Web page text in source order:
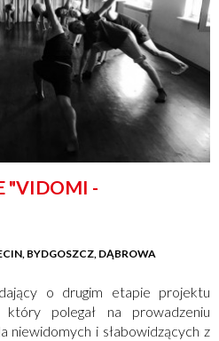
"VIDOMI -
BYDGOSZCZ, DĄBROWA
o drugim etapie projektu
polegał na prowadzeniu
niewidomych i słabowidzących z